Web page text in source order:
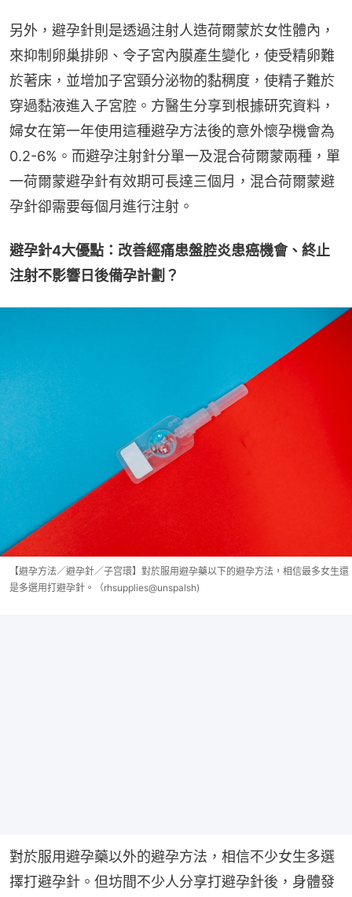
另外，避孕針則是透過注射人造荷爾蒙於女性體內，
來抑制卵巢排卵、令子宮內膜產生變化，使受精卵難
於著床，並增加子宮頸分泌物的黏稠度，使精子難於
穿過黏液進入子宮腔。方醫生分享到根據研究資料，
婦女在第一年使用這種避孕方法後的意外懷孕機會為
0.2-6%。而避孕注射針分單一及混合荷爾蒙兩種，單
一荷爾蒙避孕針有效期可長達三個月，混合荷爾蒙避
孕針卻需要每個月進行注射。
避孕針4大優點：改善經痛患盤腔炎患癌機會、終止
注射不影響日後備孕計劃？
【避孕方法／避孕針／子宫環】對於服用避孕藥以下的避孕方法，相信最多女生還
是多選用打避孕針。（rhsupplies@unspalsh)
對於服用避孕藥以外的避孕方法，相信不少女生多選
擇打避孕針。但坊間不少人分享打避孕針後，身體發